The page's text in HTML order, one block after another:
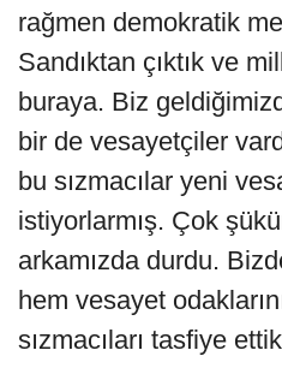
rağmen demokratik
Sandıktan çıktık ve
buraya. Biz
bir de vesayetçiler
bu sızmacılar yeni
istiyorlarmış. Çok
arkamızda durdu.
hem vesayet
sızmacıları tasfiye